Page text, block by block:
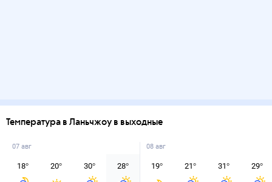
Температура в Ланьчжоу в выходные
07 авг
18° 20° 30° 28°
08 авг
19° 21° 31° 29°